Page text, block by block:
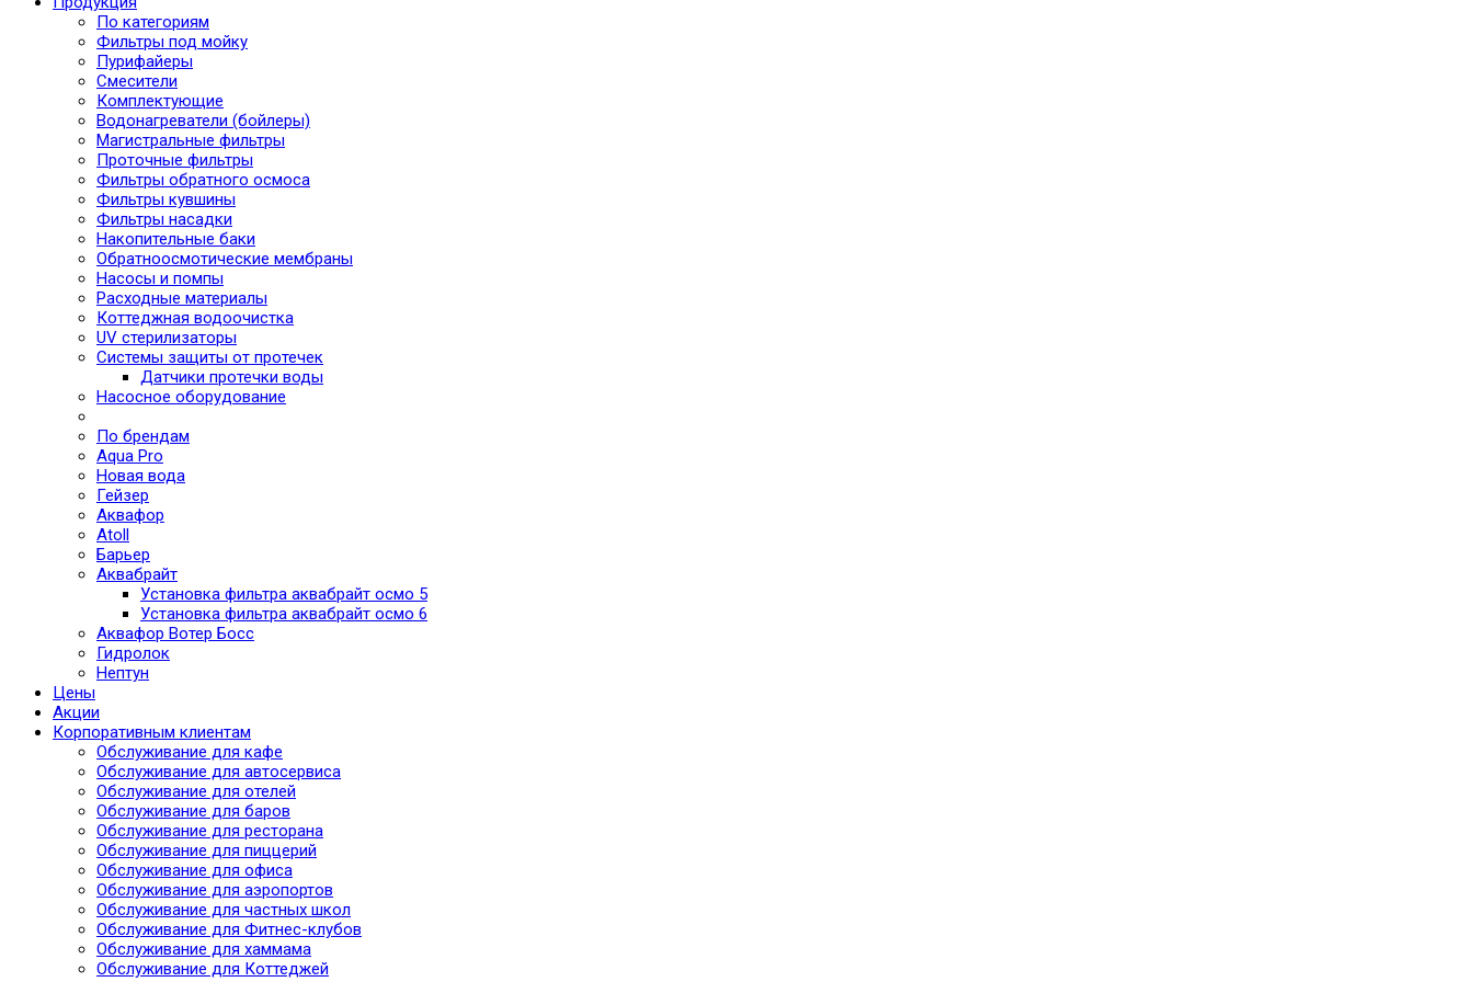
По категориям
Фильтры под мойку
Пурифайеры
Смесители
Комплектующие
Водонагреватели (бойлеры)
Магистральные фильтры
Проточные фильтры
Фильтры обратного осмоса
Фильтры кувшины
Фильтры насадки
Накопительные баки
Обратноосмотические мембраны
Насосы и помпы
Расходные материалы
Коттеджная водоочистка
UV стерилизаторы
Системы защиты от протечек
Датчики протечки воды
Насосное оборудование
По брендам
Aqua Pro
Новая вода
Гейзер
Аквафор
Atoll
Барьер
Аквабрайт
Установка фильтра аквабрайт осмо 5
Установка фильтра аквабрайт осмо 6
Аквафор Вотер Босс
Гидролок
Нептун
Цены
Акции
Корпоративным клиентам
Обслуживание для кафе
Обслуживание для автосервиса
Обслуживание для отелей
Обслуживание для баров
Обслуживание для ресторана
Обслуживание для пиццерий
Обслуживание для офиса
Обслуживание для аэропортов
Обслуживание для частных школ
Обслуживание для Фитнес-клубов
Обслуживание для хаммама
Обслуживание для Коттеджей